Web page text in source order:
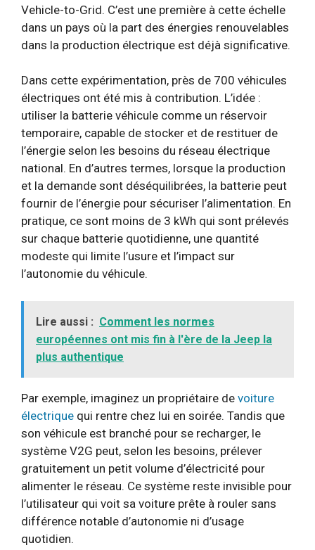
Vehicle-to-Grid. C’est une première à cette échelle
dans un pays où la part des énergies renouvelables
dans la production électrique est déjà significative.
Dans cette expérimentation, près de 700 véhicules
électriques ont été mis à contribution. L’idée :
utiliser la batterie véhicule comme un réservoir
temporaire, capable de stocker et de restituer de
l’énergie selon les besoins du réseau électrique
national. En d’autres termes, lorsque la production
et la demande sont déséquilibrées, la batterie peut
fournir de l’énergie pour sécuriser l’alimentation. En
pratique, ce sont moins de 3 kWh qui sont prélevés
sur chaque batterie quotidienne, une quantité
modeste qui limite l’usure et l’impact sur
l’autonomie du véhicule.
Lire aussi : Comment les normes
européennes ont mis fin à l'ère de la Jeep la
plus authentique
Par exemple, imaginez un propriétaire de voiture
électrique qui rentre chez lui en soirée. Tandis que
son véhicule est branché pour se recharger, le
système V2G peut, selon les besoins, prélever
gratuitement un petit volume d’électricité pour
alimenter le réseau. Ce système reste invisible pour
l’utilisateur qui voit sa voiture prête à rouler sans
différence notable d’autonomie ni d’usage
quotidien.